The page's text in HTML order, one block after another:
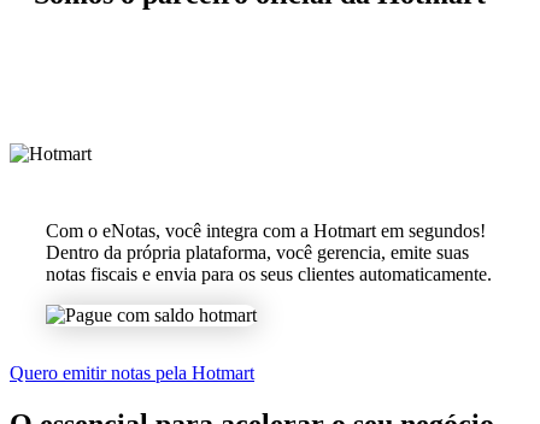
Com o eNotas, você integra com a Hotmart em segundos!
Dentro da própria plataforma, você gerencia, emite suas
notas fiscais e envia para os seus clientes automaticamente.
Quero emitir notas pela Hotmart